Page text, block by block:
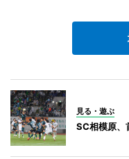
見る・遊ぶ
SC相模原、